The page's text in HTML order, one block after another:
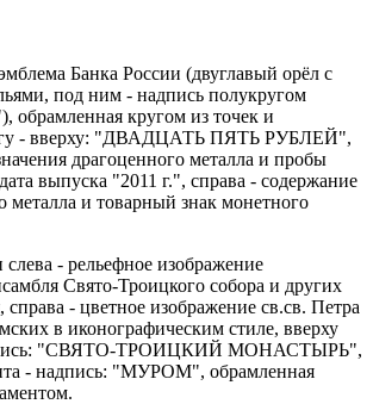
Банка России (двуглавый орёл с
под ним - надпись полукругом
кругом из точек и
- вверху: "ДВАДЦАТЬ ПЯТЬ РУБЛЕЙ",
драгоценного металла и пробы
выпуска "2011 г.", справа - содержание
металла и товарный знак монетного
слева - рельефное изображение
Свято-Троицкого собора и других
- цветное изображение св.св. Петра
в иконографическим стиле, вверху
"СВЯТО-ТРОИЦКИЙ МОНАСТЫРЬ",
- надпись: "МУРОМ", обрамленная